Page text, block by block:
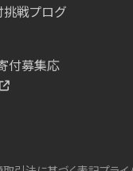
挑戦プログ
付募集応